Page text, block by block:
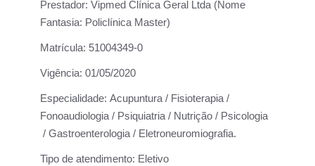
Prestador: Vipmed Clínica Geral Ltda (Nome
Fantasia: Policlínica Master)
Matrícula: 51004349-0
Vigência: 01/05/2020
Especialidade: Acupuntura / Fisioterapia /
Fonoaudiologia / Psiquiatria / Nutrição / Psicologia
/ Gastroenterologia / Eletroneuromiografia.
Tipo de atendimento: Eletivo